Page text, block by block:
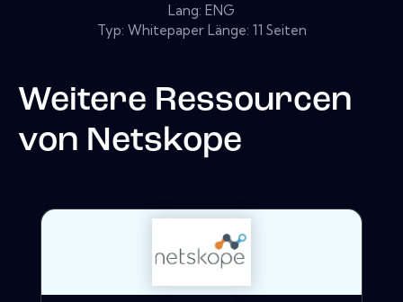
Lang: ENG
Typ: Whitepaper Länge: 11 Seiten
Weitere Ressourcen
von Netskope